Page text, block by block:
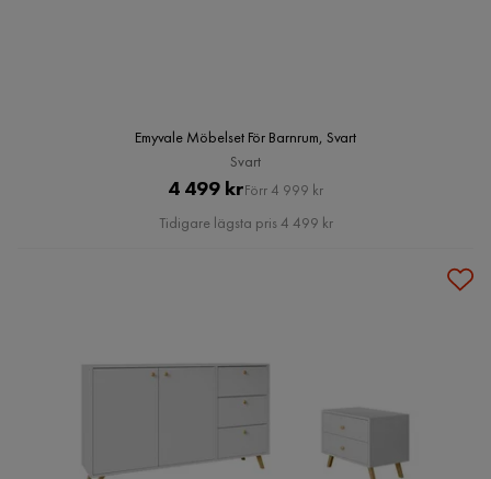
Emyvale Möbelset För Barnrum, Svart
Svart
Pris
4 499 krOriginal
Pris
Förr 4 999 kr
Tidigare lägsta pris 4 499 kr